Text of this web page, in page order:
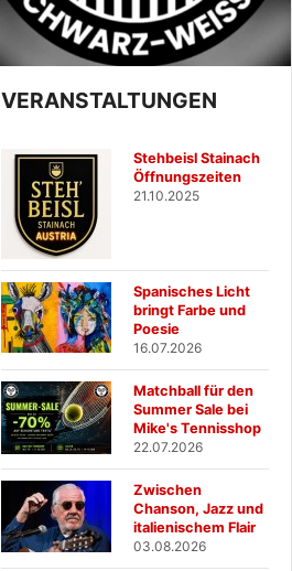
VERANSTALTUNGEN
Stehbeisl Stainach
Öffnungszeiten
21.10.2025
Spanisches Licht
bringt Farbe und
Poesie
16.07.2026
Matchball für den
Summer Sale bei
Mike's Tennisshop
22.07.2026
Zwischen
Chanson, Jazz und
italienischem Flair
03.08.2026